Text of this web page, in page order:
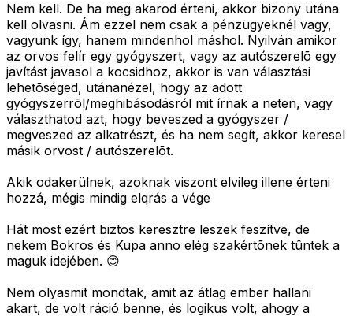
Nem kell. De ha meg akarod érteni, akkor bizony utána
kell olvasni. Ám ezzel nem csak a pénzügyeknél vagy,
vagyunk így, hanem mindenhol máshol. Nyilván amikor
az orvos felír egy gyógyszert, vagy az autószerelõ egy
javítást javasol a kocsidhoz, akkor is van választási
lehetõséged, utánanézel, hogy az adott
gyógyszerrõl/meghibásodásról mit írnak a neten, vagy
választhatod azt, hogy beveszed a gyógyszer /
megveszed az alkatrészt, és ha nem segít, akkor keresel
másik orvost / autószerelõt.
Akik odakerülnek, azoknak viszont elvileg illene érteni
hozzá, mégis mindig elqrás a vége
Hát most ezért biztos keresztre leszek feszítve, de
nekem Bokros és Kupa anno elég szakértõnek tûntek a
maguk idejében. 😊
Nem olyasmit mondtak, amit az átlag ember hallani
akart, de volt ráció benne, és logikus volt, ahogy a